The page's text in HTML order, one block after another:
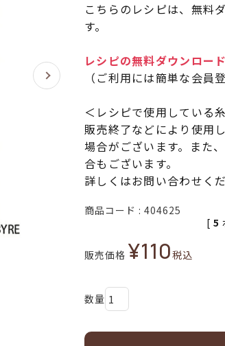
こちらのレシピは、無料
す。
レシピの無料ダウンロー
（ご利用には簡単な会員
＜レシピで使用している
販売終了などにより使用
場合がございます。また
合もございます。
詳しくはお問い合わせくだ
商品コード 404625
販売価格 ¥110税込
[ 5